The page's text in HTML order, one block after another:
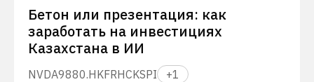
Бетон или презентация: как
заработать на инвестициях
Казахстана в ИИ
NVDA9880.HKFRHCKSPI +1